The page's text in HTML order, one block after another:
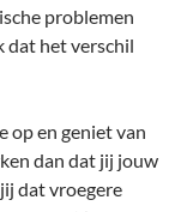
problemen
dat het verschil
op en geniet van
dan dat jij jouw
dat vroegere